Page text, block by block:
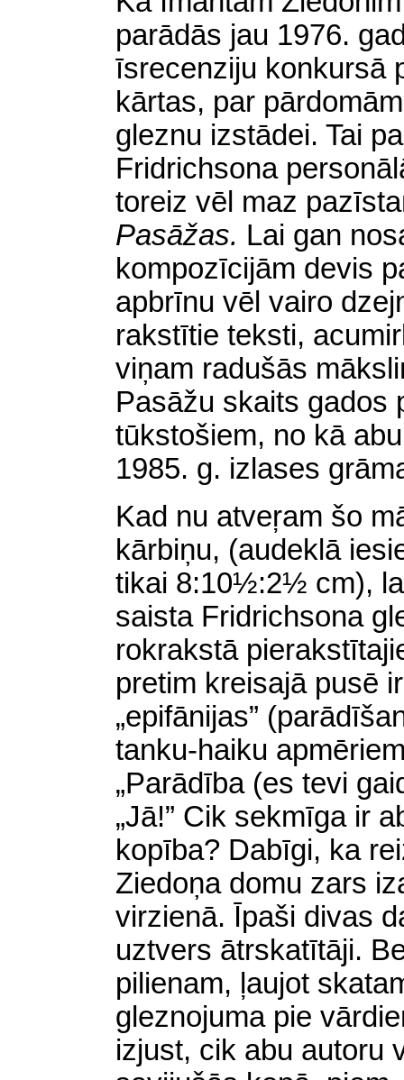
parādās jau 1976.
īsrecenziju konkursā
kārtas, par
gleznu izstādei. Tai
Fridrichsona
toreiz vēl maz
Pasāžas. Lai gan
kompozīcijām devis
apbrīnu vēl vairo
rakstītie teksti,
viņam radušās
Pasāžu skaits gados
tūkstošiem, no kā
1985. g. izlases
Kad nu atveŗam šo
kārbiņu, (audeklā
tikai 8:10½:2½ cm),
saista Fridrichsona
rokrakstā
pretim kreisajā pusē
„epifānijas”
tanku-haiku
„Parādība (es tevi
„Jā!” Cik sekmīga ir
kopība? Dabīgi, ka
Ziedoņa domu zars
virzienā. Īpaši divas
uztvers ātrskatītāji.
pilienam, ļaujot
gleznojuma pie
izjust, cik abu autoru